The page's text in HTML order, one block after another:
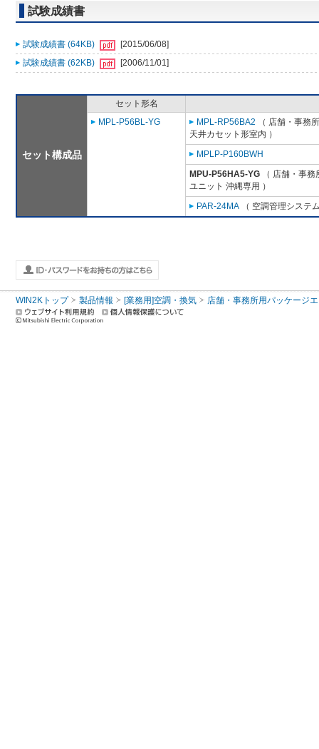
試験成績書
試験成績書 (64KB)
[2015/06/08]
試験成績書 (62KB)
[2006/11/01]
セット構成品
セット形名
MPL-P56BL-YG
MPL-RP56BA2 （ 店舗・事務
天井カセット形室内 ）
MPLP-P160BWH
MPU-P56HA5-YG （ 店舗・事
ユニット 沖縄専用 ）
PAR-24MA （ 空調管理システ
WIN2Kトップ 製品情報 [業務用]空調・換気 店舗・事務所用パッケージ